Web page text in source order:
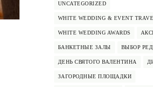
UNCATEGORIZED
WHITE WEDDING & EVENT
WHITE WEDDING AWARDS
БАНКЕТНЫЕ ЗАЛЫ ВЫБОР
ДЕНЬ СВЯТОГО ВАЛЕНТИНА
ЗАГОРОДНЫЕ ПЛОЩАДКИ